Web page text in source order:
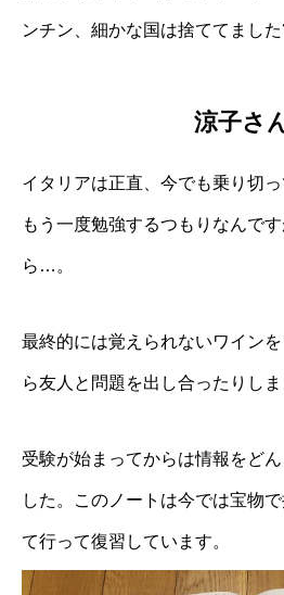
ンチン、細かな国は捨ててまし
涼子さ
イタリアは正直、今でも乗り切
もう一度勉強するつもりなんで
ら…。
最終的には覚えられないワイン
ら友人と問題を出し合ったりしま
受験が始まってからは情報をど
した。このノートは今では宝物
て行って復習しています。